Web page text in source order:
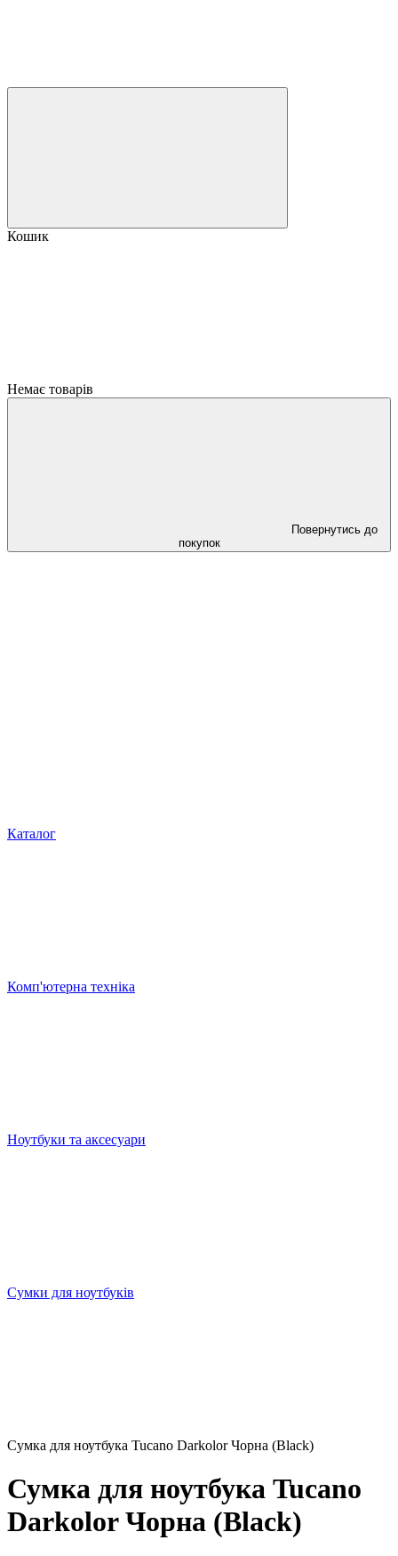
Кошик
Немає товарів
Повернутись до
покупок
Каталог
Комп'ютерна техніка
Ноутбуки та аксесуари
Сумки для ноутбуків
Сумка для ноутбука Tucano Darkolor Чорна (Black)
Сумка для ноутбука Tucano
Darkolor Чорна (Black)